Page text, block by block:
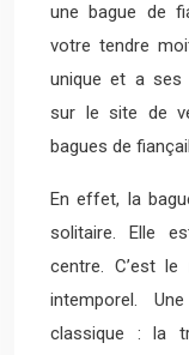
une bague de
votre tendre
unique et a ses
sur le site de
bagues de
En effet, la
solitaire. Elle
centre. C’est
intemporel.
classique : la